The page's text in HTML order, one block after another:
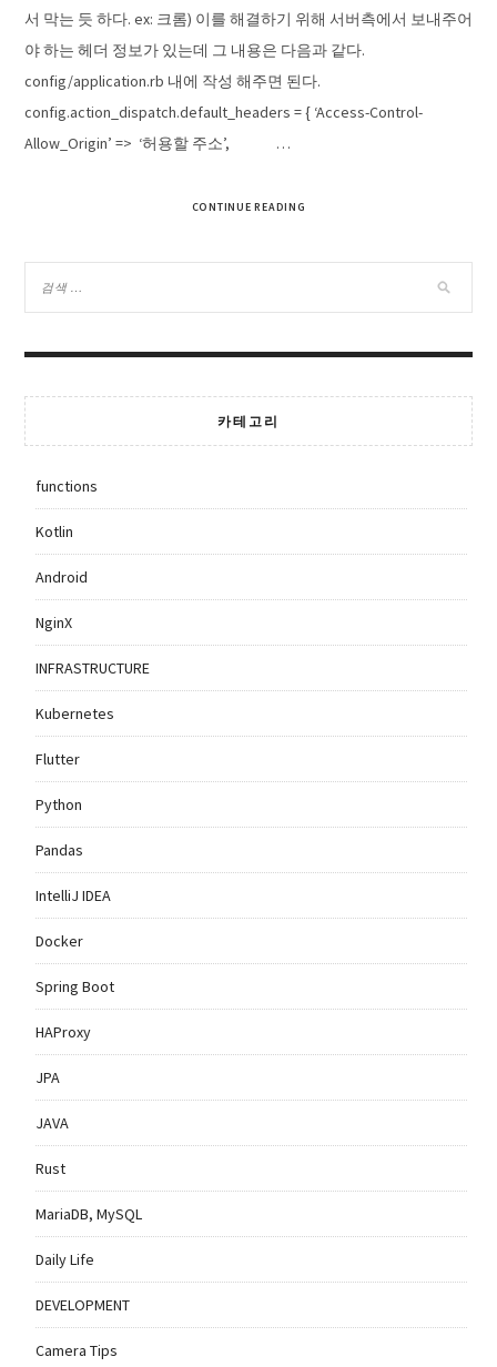
서 막는 듯 하다. ex: 크롬) 이를 해결하기 위해 서버측에서 보내주어
야 하는 헤더 정보가 있는데 그 내용은 다음과 같다.
config/application.rb 내에 작성 해주면 된다.
config.action_dispatch.default_headers = { ‘Access-Control-
Allow_Origin’ => ‘허용할 주소’, …
CONTINUE READING
카테고리
functions
Kotlin
Android
NginX
INFRASTRUCTURE
Kubernetes
Flutter
Python
Pandas
IntelliJ IDEA
Docker
Spring Boot
HAProxy
JPA
JAVA
Rust
MariaDB, MySQL
Daily Life
DEVELOPMENT
Camera Tips